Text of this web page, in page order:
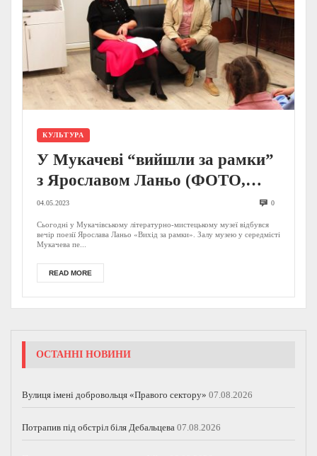
КУЛЬТУРА
У Мукачеві “вийшли за рамки”
з Ярославом Ланьо (ФОТО,
ВІДЕО)
04.05.2023 0
Сьогодні у Мукачівському літературно-мистецькому музеї відбувся
вечір поезії Ярослава Ланьо «Вихід за рамки». Залу музею у середмісті
Мукачева пе...
READ MORE
ОСТАННІ НОВИНИ
Вулиця імені добровольця «Правого сектору» 07.08.2026
Потрапив під обстріл біля Дебальцева 07.08.2026